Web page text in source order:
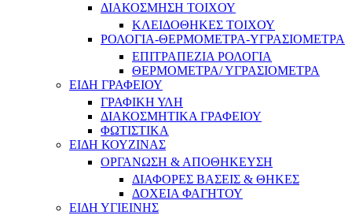
ΔΙΑΚΟΣΜΗΣΗ ΤΟΙΧΟΥ
ΚΛΕΙΔΟΘΗΚΕΣ ΤΟΙΧΟΥ
ΡΟΛΟΓΙΑ-ΘΕΡΜΟΜΕΤΡΑ-ΥΓΡΑΣΙΟΜΕΤΡΑ
ΕΠΙΤΡΑΠΕΖΙΑ ΡΟΛΟΓΙΑ
ΘΕΡΜΟΜΕΤΡΑ/ ΥΓΡΑΣΙΟΜΕΤΡΑ
ΕΙΔΗ ΓΡΑΦΕΙΟΥ
ΓΡΑΦΙΚΗ ΥΛΗ
ΔΙΑΚΟΣΜΗΤΙΚΑ ΓΡΑΦΕΙΟΥ
ΦΩΤΙΣΤΙΚΑ
ΕΙΔΗ ΚΟΥΖΙΝΑΣ
ΟΡΓΑΝΩΣΗ & ΑΠΟΘΗΚΕΥΣΗ
ΔΙΑΦΟΡΕΣ ΒΑΣΕΙΣ & ΘΗΚΕΣ
ΔΟΧΕΙΑ ΦΑΓΗΤΟΥ
ΕΙΔΗ ΥΓΙΕΙΝΗΣ